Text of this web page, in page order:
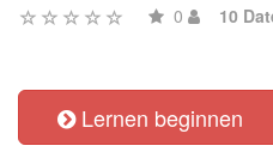
0 10
Lernen beginnen